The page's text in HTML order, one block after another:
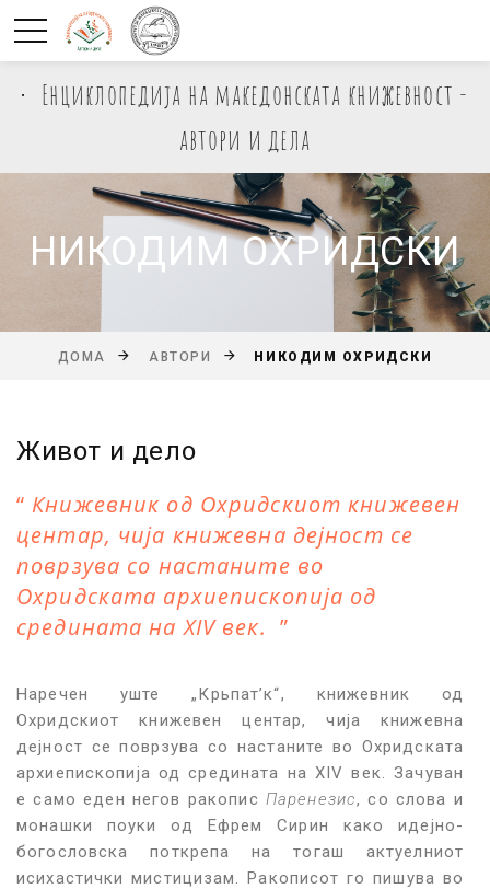
Енциклопедија на македонската книжевност -
автори и дела
НИКОДИМ ОХРИДСКИ
ДОМА АВТОРИ НИКОДИМ ОХРИДСКИ
Живот и дело
Книжевник од Охридскиот книжевен
центар, чија книжевна дејност се
поврзува со настаните во
Охридската архиепископија од
средината на XIV век.
Наречен уште „Крьпатʼк“, книжевник од
Охридскиот книжевен центар, чија книжевна
дејност се поврзува со настаните во Охридската
архиепископија од средината на XIV век. Зачуван
е само еден негов ракопис Паренезис, со слова и
монашки поуки од Ефрем Сирин како идејно-
богословска поткрепа на тогаш актуелниот
исихастички мистицизам. Ракописот го пишува во